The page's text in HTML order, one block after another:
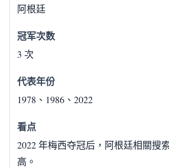
阿根廷
3 次
1978、1986、2022
2022 年梅西夺冠后，阿根廷相關搜
高。